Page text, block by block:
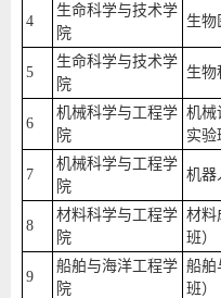
4
生命科学与技术学
院
生物
5
生命科学与技术学
院
生物
6
机械科学与工程学
院
机械
实验
7
机械科学与工程学
院
机器
8
材料科学与工程学
院
材料
班）
9
船舶与海洋工程学
院
船舶
班）